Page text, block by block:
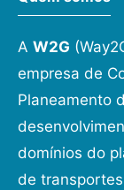
A W2G
empresa de
Planeamento
domínios do
de